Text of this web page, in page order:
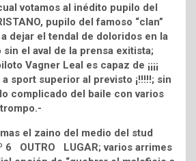
votamos al inédito pupilo del
pupilo del famoso “clan”
dejar el tendal de doloridos en la
el aval de la prensa exitista;
Vagner Leal es capaz de ¡¡¡¡
sport superior al previsto ¡!!!!!; sin
complicado del baile con varios
el zaino del medio del stud
6 OUTRO LUGAR; varios arrimes